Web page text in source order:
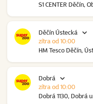
S1 CENTER Děčín,
Děčín Ústecká
HM Tesco Děčín,
zítra od 10:00
Dobrá
Dobrá 1130, Dobrá
zítra od 10:00